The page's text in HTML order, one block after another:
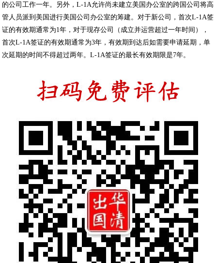
的公司工作一年。另外，L-1A允许尚未建立美国办公室的跨国公司将高
管人员派到美国进行美国公司办公室的筹建。对于新公司，首次L-1A签
证的有效期通常为1年，对于现存公司（成立并运营超过一年时间），
首次L-1A签证的有效期通常为3年，有效期到达后如需要申请延期，单
次延期的时间不得超过两年。L-1A签证的最长有效期限是7年。